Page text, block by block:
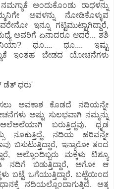
ಅಂದುಕೊಂಡು ರಾಧಳನ್ನು
ಅವಳನ್ನು ನೋಡಿಕೊಳ್ಳುವ
ಇನ್ನೂ ಗಟ್ಟಿಮುಟ್ಟಾಗಿದ್ದಾರೆ,
ಮಧ್ಯೆ ಅವರಿಗೆ ಏನಾದರೂ ಆದರೆ... ಶಶಿ
ಥೂ.... ಥೂ.... ಇಷ್ಟು
ಇಂತಹ ಬೇಡದ ಯೋಚನೆಗಳು
ಡೆತ್ ಧರು'
ಅವಕಾಶ ಕೊಡದೆ ನದಿಯನ್ನೇ
ಅಷ್ಟು ಸುಲಭವಾಗಿ ನಮ್ಮನ್ನು
ಬರುತ್ತಿದ್ದವು. ಧೃಡ
ನೂಕುತ್ತಿದ್ದೆ. ನದಿಯ ಹರಿವನ್ನೇ
ಬಿಸುಟುತ್ತಿದ್ದಾರೆ, ಇನ್ಯಾರೋ ತಂದ
ಅಲ್ಲೊಂದಿಬ್ಬರು ಮಕ್ಕಳು ಟಿಶ್ಯೂ
ಬಿಡುತ್ತಿದ್ದಾರೆ, ಅಗೋ ಆ
ಬಟ್ಟೆ ಒಗೆಯುತ್ತಿದ್ದಾರೆ. ಬಟ್ಟೆಯಿಂದ
ನದಿಯಲ್ಲೊಂದಾಗುತ್ತಿದೆ. ಅತ್ತ